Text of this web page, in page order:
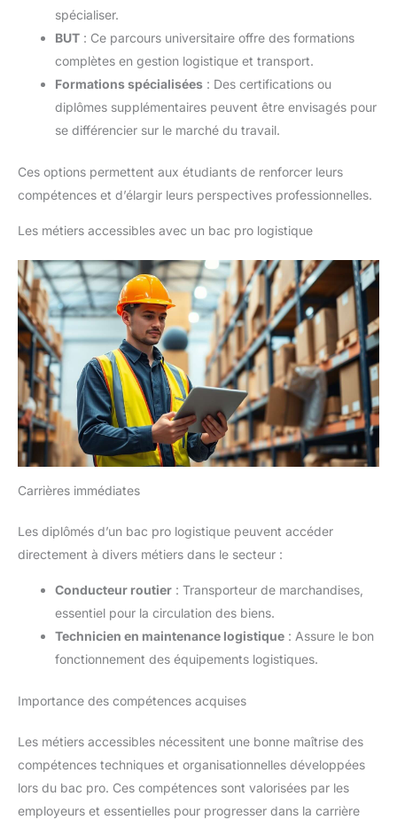
spécialiser.
BUT : Ce parcours universitaire offre des formations
complètes en gestion logistique et transport.
Formations spécialisées : Des certifications ou
diplômes supplémentaires peuvent être envisagés pour
se différencier sur le marché du travail.
Ces options permettent aux étudiants de renforcer leurs
compétences et d’élargir leurs perspectives professionnelles.
Les métiers accessibles avec un bac pro logistique
Carrières immédiates
Les diplômés d’un bac pro logistique peuvent accéder
directement à divers métiers dans le secteur :
Conducteur routier : Transporteur de marchandises,
essentiel pour la circulation des biens.
Technicien en maintenance logistique : Assure le bon
fonctionnement des équipements logistiques.
Importance des compétences acquises
Les métiers accessibles nécessitent une bonne maîtrise des
compétences techniques et organisationnelles développées
lors du bac pro. Ces compétences sont valorisées par les
employeurs et essentielles pour progresser dans la carrière